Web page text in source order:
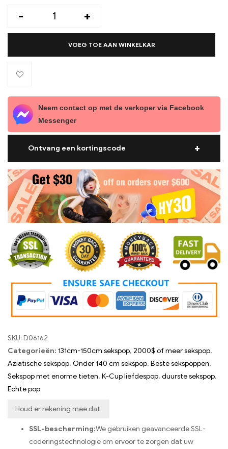
- +
VOEG TOE AAN WINKELKAR
Neem contact op met de verkoper via Facebook
Messenger
Ontvang een kortingscode
Poppenprijzen voorbij $600 komen in aanmerking voor een
$30 korting.
Kortingscode:hy30
Poppenprijzen voorbij $999 komen in aanmerking voor een
$50 korting.
Kortingscode: HY50
SKU: D06162
Categorieën: 131cm-150cm sekspop, 2000$ of meer sekspop,
Aziatische sekspop, Onder 140 cm sekspop, Beste sekspoppen,
Sekspop met enorme tieten, K-Cup liefdespop, duurste sekspop,
Echte pop
Houd er rekening mee dat:
SSL-bescherming:We gebruiken geavanceerde SSL-
coderingstechnologie om ervoor te zorgen dat uw